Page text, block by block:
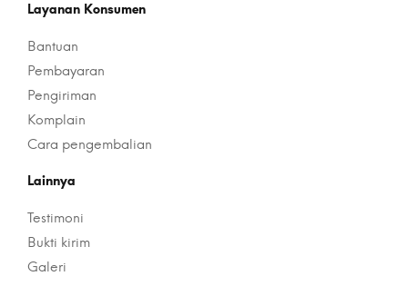
Layanan Konsumen
Bantuan
Pembayaran
Pengiriman
Komplain
Cara pengembalian
Lainnya
Testimoni
Bukti kirim
Galeri